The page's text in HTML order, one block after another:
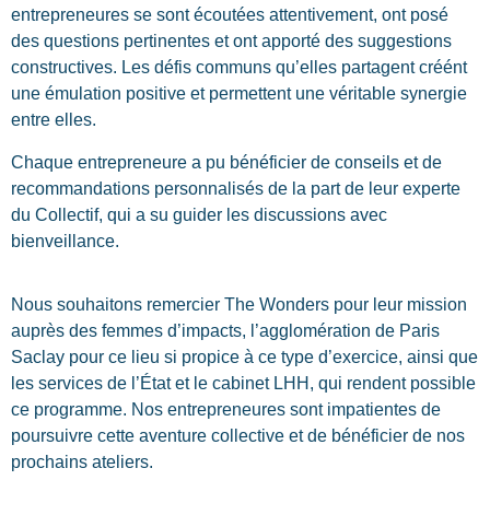
entrepreneures se sont écoutées attentivement, ont posé
des questions pertinentes et ont apporté des suggestions
constructives. Les défis communs qu’elles partagent créént
une émulation positive et permettent une véritable synergie
entre elles.
Chaque entrepreneure a pu bénéficier de conseils et de
recommandations personnalisés de la part de leur experte
du Collectif, qui a su guider les discussions avec
bienveillance.
Nous souhaitons remercier The Wonders pour leur mission
auprès des femmes d’impacts, l’agglomération de Paris
Saclay pour ce lieu si propice à ce type d’exercice, ainsi que
les services de l’État et le cabinet LHH, qui rendent possible
ce programme. Nos entrepreneures sont impatientes de
poursuivre cette aventure collective et de bénéficier de nos
prochains ateliers.